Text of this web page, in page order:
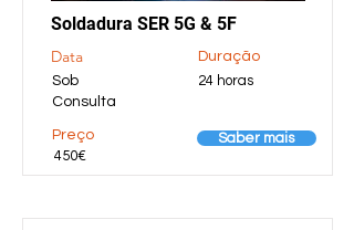
Soldadura SER 5G & 5F
Data
Sob
Consulta
Preço
450€
Duração
24 horas
Saber mais